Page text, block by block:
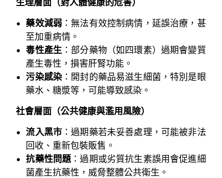
生理層面（對人體健康的危害）
藥效減弱 ：無法有效控制病情，延誤治療，甚
至加重病情。
毒性產生 ：部分藥物（如四環素）過期會變質
產生毒性，損害肝腎功能。
污染感染 ：開封的藥品易滋生細菌，特別是眼
藥水、糖漿等，可能導致感染。
社會層面（公共健康與濫用風險）
流入黑市 ：過期藥若未妥善處理，可能被非法
回收、重新包裝販售。
抗藥性問題 ：過期或劣質抗生素誤用會促進細
菌產生抗藥性，威脅整體公共衛生。